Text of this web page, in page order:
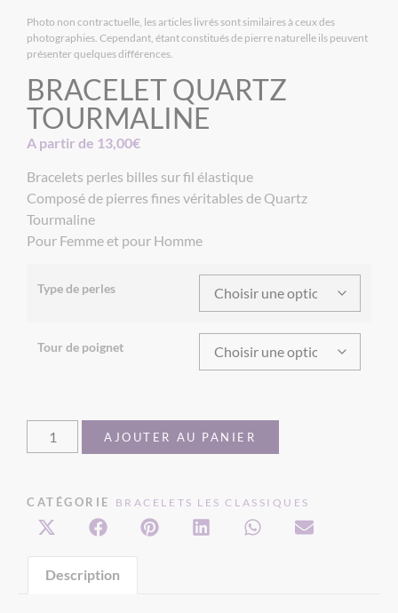
Photo non contractuelle, les articles livrés sont similaires à ceux des
photographies. Cependant, étant constitués de pierre naturelle ils peuvent
présenter quelques différences.
BRACELET QUARTZ
TOURMALINE
A partir de 13,00€
Bracelets perles billes sur fil élastique
Composé de pierres fines véritables de Quartz
Tourmaline
Pour Femme et pour Homme
Type de perles
Tour de poignet
AJOUTER AU PANIER
CATÉGORIE BRACELETS LES CLASSIQUES
Description